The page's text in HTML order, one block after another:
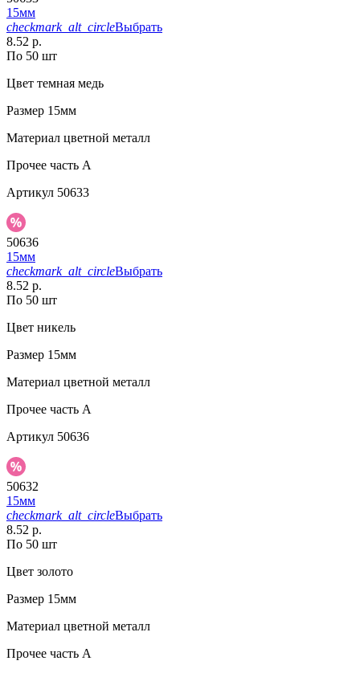
15мм
checkmark_alt_circleВыбрать
8.52 р.
По 50 шт
Цвет темная медь
Размер 15мм
Материал цветной металл
Прочее часть A
Артикул 50633
50636
15мм
checkmark_alt_circleВыбрать
8.52 р.
По 50 шт
Цвет никель
Размер 15мм
Материал цветной металл
Прочее часть A
Артикул 50636
50632
15мм
checkmark_alt_circleВыбрать
8.52 р.
По 50 шт
Цвет золото
Размер 15мм
Материал цветной металл
Прочее часть A